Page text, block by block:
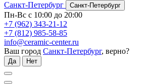
Санкт-Петербург
Санкт-Петербург
Пн-Вс с 10:00 до 20:00
+7 (962) 343-21-12
+7 (812) 985-58-85
info@ceramic-center.ru
Ваш город Санкт-Петербург, верно?
Да Нет